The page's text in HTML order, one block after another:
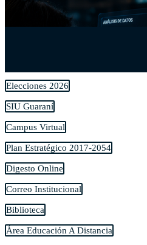
Elecciones 2026
SIU Guaraní
Campus Virtual
Plan Estratégico 2017-2054
Digesto Online
Correo Institucional
Biblioteca
Área Educación A Distancia